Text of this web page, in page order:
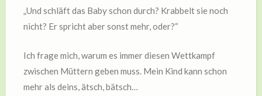
„Und schläft das Baby schon durch? Krabbelt sie noch
nicht? Er spricht aber sonst mehr, oder?“
Ich frage mich, warum es immer diesen Wettkampf
zwischen Müttern geben muss. Mein Kind kann schon
mehr als deins, ätsch, bätsch…